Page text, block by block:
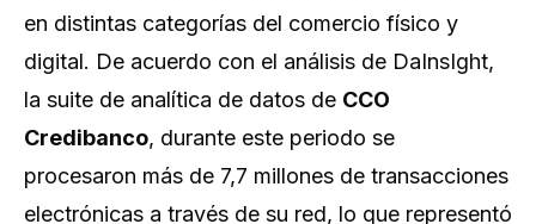
en distintas categorías del comercio físico y
digital. De acuerdo con el análisis de DaInsIght,
la suite de analítica de datos de CCO
Credibanco, durante este periodo se
procesaron más de 7,7 millones de transacciones
electrónicas a través de su red, lo que representó